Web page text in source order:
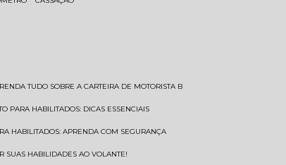
TUDO SOBRE A CARTEIRA DE MOTORISTA B
PARA HABILITADOS: DICAS ESSENCIAIS
HABILITADOS: APRENDA COM SEGURANÇA
SUAS HABILIDADES AO VOLANTE!